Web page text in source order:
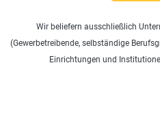
Wir beliefern ausschließlich
(Gewerbetreibende, selbständige
Einrichtungen und